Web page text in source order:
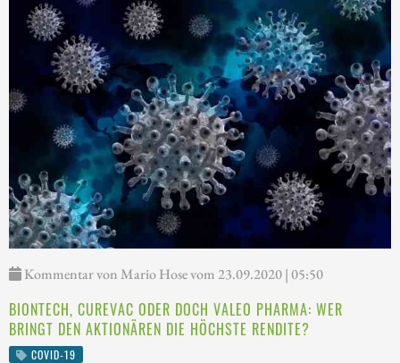
Kommentar von Mario Hose vom 23.09.2020 | 05:50
BIONTECH, CUREVAC ODER DOCH VALEO PHARMA: WER
BRINGT DEN AKTIONÄREN DIE HÖCHSTE RENDITE?
COVID-19